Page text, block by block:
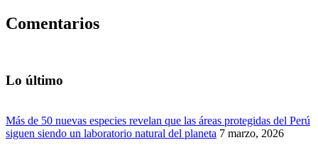
Comentarios
Lo último
Más de 50 nuevas especies revelan que las áreas protegidas del Perú
siguen siendo un laboratorio natural del planeta 7 marzo, 2026